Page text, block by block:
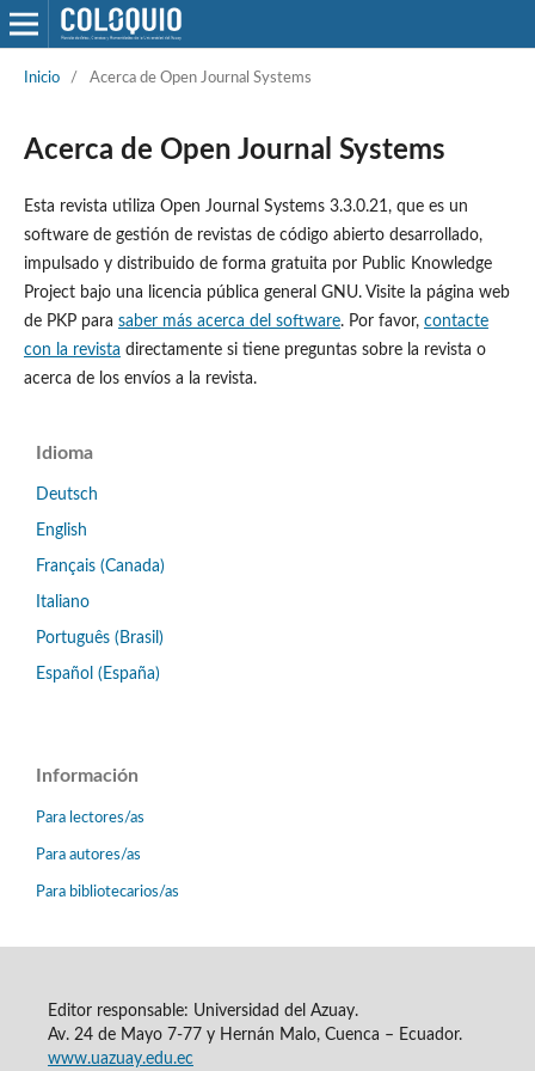
Inicio / Acerca de Open Journal Systems
Acerca de Open Journal Systems
Esta revista utiliza Open Journal Systems 3.3.0.21, que es un
software de gestión de revistas de código abierto desarrollado,
impulsado y distribuido de forma gratuita por Public Knowledge
Project bajo una licencia pública general GNU. Visite la página web
de PKP para saber más acerca del software. Por favor, contacte
con la revista directamente si tiene preguntas sobre la revista o
acerca de los envíos a la revista.
Idioma
Deutsch
English
Français (Canada)
Italiano
Português (Brasil)
Español (España)
Información
Para lectores/as
Para autores/as
Para bibliotecarios/as
Editor responsable: Universidad del Azuay.
Av. 24 de Mayo 7-77 y Hernán Malo, Cuenca – Ecuador.
www.uazuay.edu.ec